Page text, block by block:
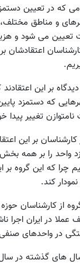
که در تعیین
و مناطق
می شود و
اعتقادشان بر
بر این
که دستمزد
تغییر پیدا
کارشناسان بر این
واحد را بر همه
که این گروه بر
کند.
از کارشناسان
در ایران اجرا
در واحدهای